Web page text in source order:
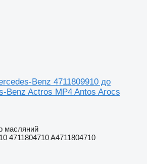
Benz 4711809910 до
Benz Actros MP4 Antos Arocs
масляний
4711804710 A4711804710